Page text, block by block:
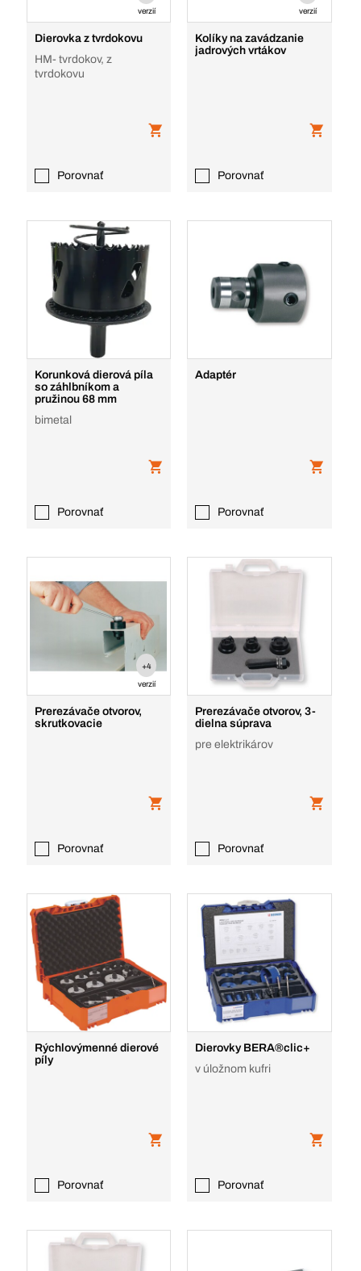
verzií
Dierovka z tvrdokovu
HM- tvrdokov, z
tvrdokovu
Porovnať
verzií
Kolíky na zavádzanie
jadrových vrtákov
Porovnať
Korunková dierová píla
so záhlbníkom a
pružinou 68 mm
bimetal
Porovnať
Adaptér
Porovnať
+4
verzií
Prerezávače otvorov,
skrutkovacie
Porovnať
Prerezávače otvorov, 3-
dielna súprava
pre elektrikárov
Porovnať
Rýchlovýmenné dierové
píly
Porovnať
Dierovky BERA®clic+
v úložnom kufri
Porovnať